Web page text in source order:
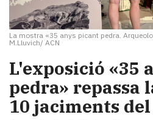
La mostra «35 anys picant pedra.
M.Lluvich/ ACN
L'exposició «35
pedra» repassa
10 jaciments del